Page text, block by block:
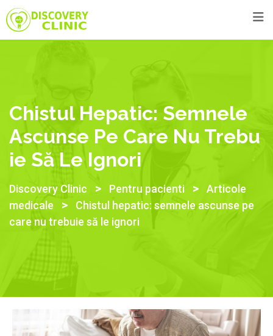
Chistul Hepatic: Semnele
Ascunse Pe Care Nu Trebu
Ie Să Le Ignori
Discovery Clinic > Pentru pacienti >
Articole
medicale
>
Chistul hepatic: semnele ascunse pe
care nu trebuie să le ignori